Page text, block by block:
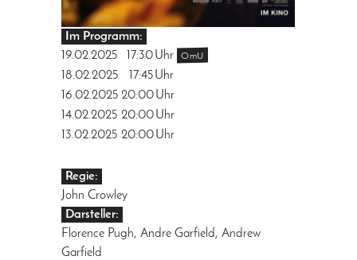
Im Programm:
19.02.2025
17:30Uhr OmU
18.02.2025 17:45Uhr
16.02.2025 20:00Uhr
14.02.2025 20:00Uhr
13.02.2025 20:00Uhr
Regie:
John Crowley
Darsteller:
Florence Pugh, Andre Garfield, Andrew
Garfield